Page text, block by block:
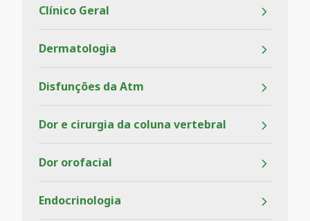
Clínico Geral
Dermatologia
Disfunções da Atm
Dor e cirurgia da coluna vertebral
Dor orofacial
Endocrinologia